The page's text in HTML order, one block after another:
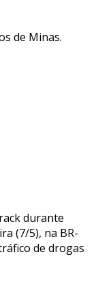
de Minas.
durante
(7/5), na BR-
de drogas